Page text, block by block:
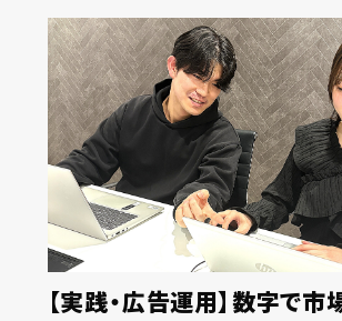
【実践・広告運用】数字で市